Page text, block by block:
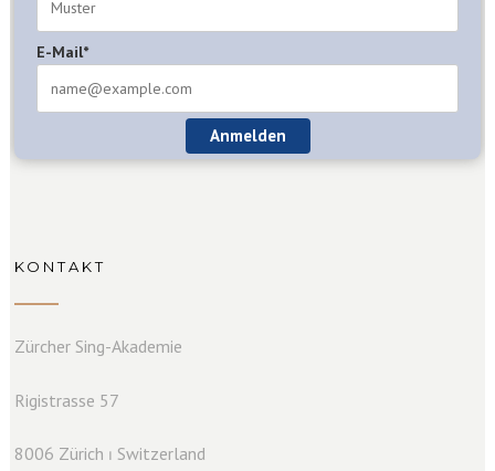
E-Mail*
Anmelden
KONTAKT
Zürcher Sing-Akademie
Rigistrasse 57
8006 Zürich ⏐ Switzerland